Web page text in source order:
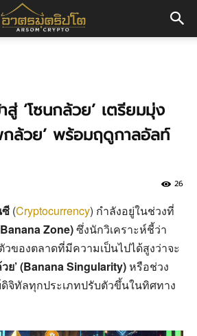
สู่ ‘โซนกล้วย’ เตรียมมุ่ง
กล้วย’ พร้อมฤดูกาลอัลท์
26
ซี (Cryptocurrency) กำลังอยู่ในช่วงที่
Zone)ซึ่งนักวิเคราะห์ชี้ว่า
องตลาดที่มีความเป็นไปได้สูงว่าจะ
ย’ (Banana Singularity)หรือช่วง
จิทัลทุกประเภทปรับตัวขึ้นในทิศทาง